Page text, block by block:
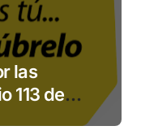
las
113 de